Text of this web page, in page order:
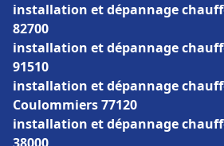
installation et dépannage
82700
installation et dépannage
91510
installation et dépannage
Coulommiers 77120
installation et dépannage